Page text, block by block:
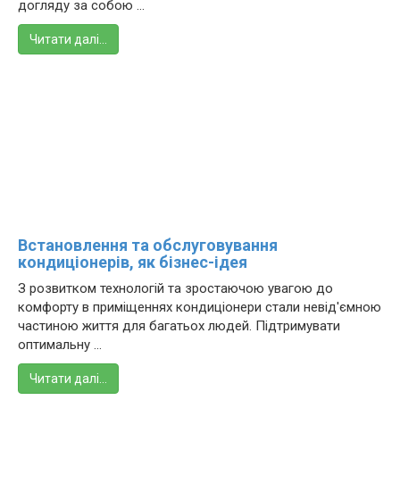
догляду за собою ...
Читати далі…
Встановлення та обслуговування
кондиціонерів, як бізнес-ідея
З розвитком технологій та зростаючою увагою до
комфорту в приміщеннях кондиціонери стали невід'ємною
частиною життя для багатьох людей. Підтримувати
оптимальну ...
Читати далі…